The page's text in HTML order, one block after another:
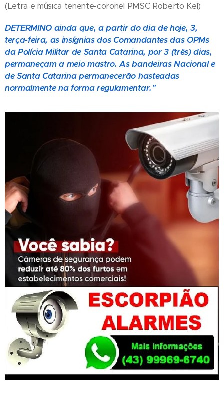
(Letra e música tenente-coronel PMSC Roberto Kel)
DETERMINO ainda que, a partir do dia de hoje, 3,
terça-feira, as insígnias dos Comandantes das OPMs
da Polícia Militar de Santa Catarina, por 3 (três) dias,
permaneçam a meio mastro. As bandeiras Nacional e
de Santa Catarina permanecerão hasteadas
normalmente na forma regulamentar."